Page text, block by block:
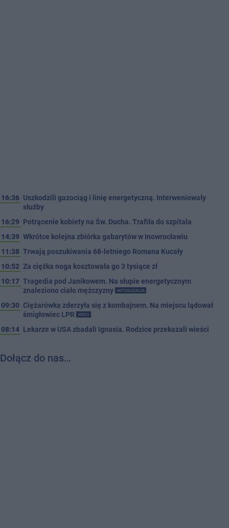
16:36 Uszkodzili gazociąg i linię energetyczną. Interweniowały
służby
16:29 Potrącenie kobiety na Św. Ducha. Trafiła do szpitala
14:39 Wkrótce kolejna zbiórka gabarytów w Inowrocławiu
11:38 Trwają poszukiwania 68-letniego Romana Kucały
10:52 Za ciężka noga kosztowała go 3 tysiące zł
10:17 Tragedia pod Janikowem. Na słupie energetycznym
znaleziono ciało mężczyzny
AKTUALIZACJA
09:30 Ciężarówka zderzyła się z kombajnem. Na miejscu lądował
śmigłowiec LPR
VIDEO
08:14 Lekarze w USA zbadali Ignasia. Rodzice przekazali wieści
Dołącz do nas…